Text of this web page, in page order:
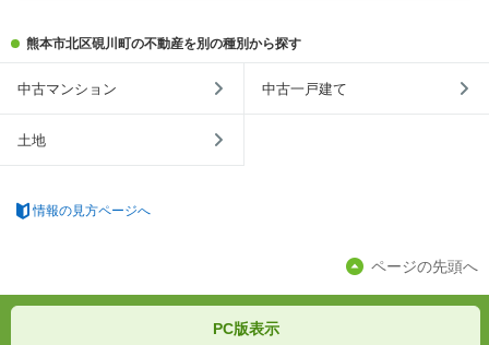
熊本市北区硯川町の不動産を別の種別から探す
中古マンション 中古一戸建て
土地
情報の見方ページへ
ページの先頭へ
PC版表示